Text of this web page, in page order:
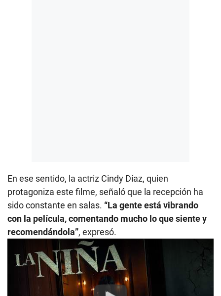
En ese sentido, la actriz Cindy Díaz, quien
protagoniza este filme, señaló que la recepción ha
sido constante en salas. “La gente está vibrando
con la película, comentando mucho lo que siente y
recomendándola”, expresó.